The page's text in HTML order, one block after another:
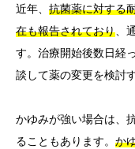
近年、 抗菌薬に対する
在も報告されており 、
す。治療開始後数日経
談して薬の変更を検討
かゆみが強い場合は、
ることもあります。 か